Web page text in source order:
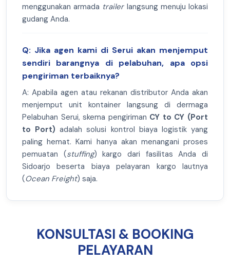
menggunakan armada trailerlangsung menuju lokasi
gudang Anda.
Q: Jika agen kami di Serui akan menjemput
sendiri barangnya di pelabuhan, apa opsi
pengiriman terbaiknya?
A: Apabila agen atau rekanan distributor Anda akan
menjemput unit kontainer langsung di dermaga
Pelabuhan Serui, skema pengiriman CY to CY (Port
to Port) adalah solusi kontrol biaya logistik yang
paling hemat. Kami hanya akan menangani proses
pemuatan (stuffing) kargo dari fasilitas Anda di
Sidoarjo beserta biaya pelayaran kargo lautnya
(Ocean Freight) saja.
KONSULTASI & BOOKING
PELAYARAN